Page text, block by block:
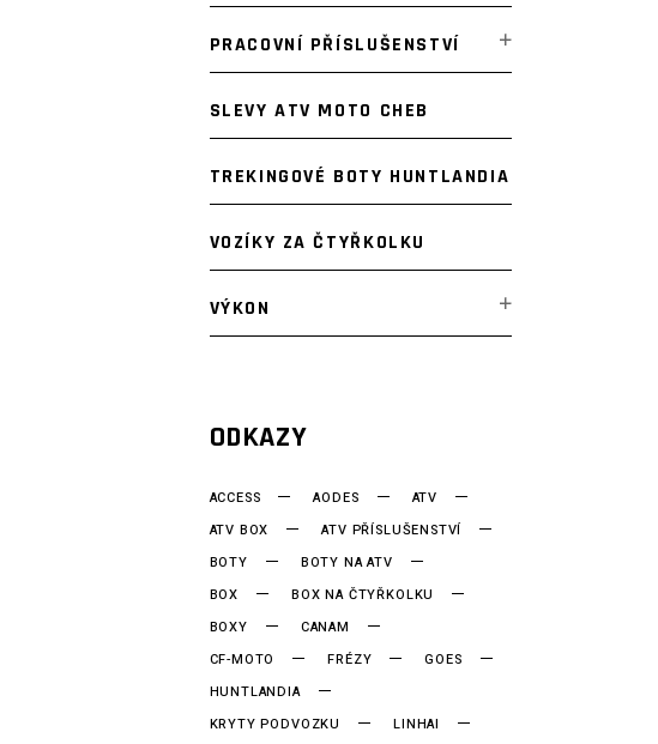
PRACOVNÍ PŘÍSLUŠENSTVÍ
SLEVY ATV MOTO CHEB
TREKINGOVÉ BOTY HUNTLANDIA
VOZÍKY ZA ČTYŘKOLKU
VÝKON
ODKAZY
ACCESS AODES
ATV
ATV BOX
ATV PŘÍSLUŠENSTVÍ
BOTY
BOTY NA ATV
BOX
BOX NA ČTYŘKOLKU
BOXY
CANAM
CF-MOTO
FRÉZY
GOES
HUNTLANDIA
KRYTY PODVOZKU
LINHAI